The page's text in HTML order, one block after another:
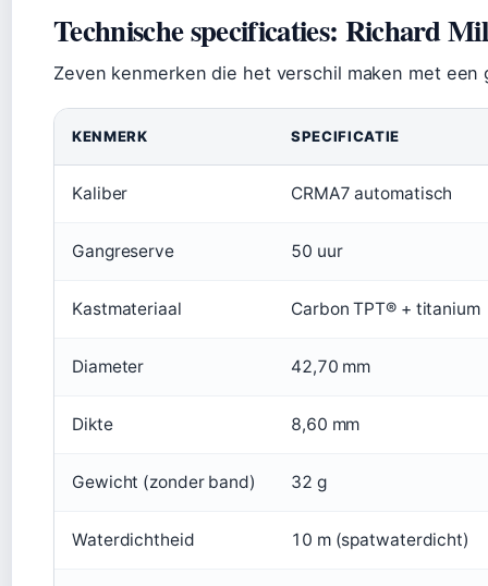
Technische specificaties: Richard
Zeven kenmerken die het verschil maken met een
KENMERK SPECIFICATIE
Kaliber CRMA7 automatisch
Gangreserve 50 uur
Kastmateriaal Carbon TPT® + titanium
Diameter 42,70 mm
Dikte 8,60 mm
Gewicht (zonder band) 32 g
Waterdichtheid 10 m (spatwaterdicht)